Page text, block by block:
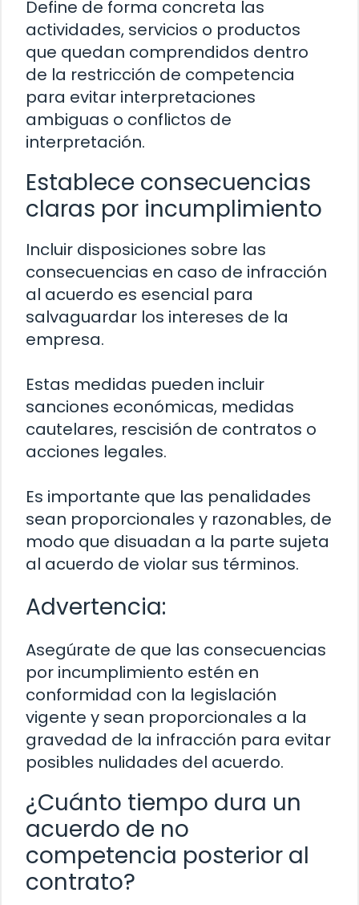
Define de forma concreta las
actividades, servicios o productos
que quedan comprendidos dentro
de la restricción de competencia
para evitar interpretaciones
ambiguas o conflictos de
interpretación.
Establece consecuencias
claras por incumplimiento
Incluir disposiciones sobre las
consecuencias en caso de infracción
al acuerdo es esencial para
salvaguardar los intereses de la
empresa.
Estas medidas pueden incluir
sanciones económicas, medidas
cautelares, rescisión de contratos o
acciones legales.
Es importante que las penalidades
sean proporcionales y razonables, de
modo que disuadan a la parte sujeta
al acuerdo de violar sus términos.
Advertencia:
Asegúrate de que las consecuencias
por incumplimiento estén en
conformidad con la legislación
vigente y sean proporcionales a la
gravedad de la infracción para evitar
posibles nulidades del acuerdo.
¿Cuánto tiempo dura un
acuerdo de no
competencia posterior al
contrato?